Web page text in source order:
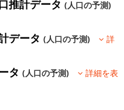
推計データ(人口の予測)
データ(人口の予測)
詳
タ(人口の予測)
詳細を表